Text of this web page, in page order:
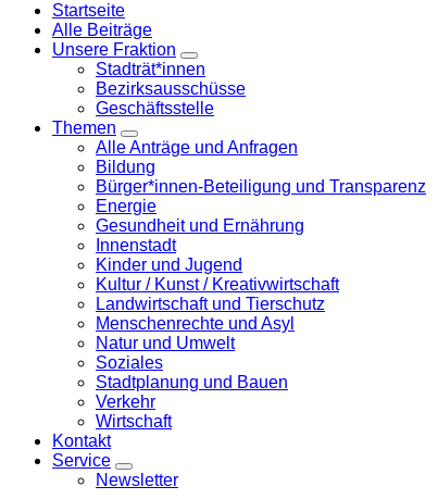
Startseite
Alle Beiträge
Unsere Fraktion
Zeige
Untermenü
Stadträt*innen
Bezirksausschüsse
Geschäftsstelle
Themen
Zeige
Untermenü
Alle Anträge und Anfragen
Bildung
Bürger*innen-Beteiligung und Transparenz
Energie
Gesundheit und Ernährung
Innenstadt
Kinder und Jugend
Kultur / Kunst / Kreativwirtschaft
Landwirtschaft und Tierschutz
Menschenrechte und Asyl
Natur und Umwelt
Soziales
Stadtplanung und Bauen
Verkehr
Wirtschaft
Kontakt
Service
Zeige
Untermenü
Newsletter